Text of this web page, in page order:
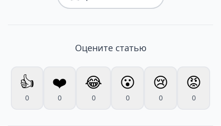
Оцените статью
👍
0
❤️
0
😂
0
😮
0
😢
0
😡
0